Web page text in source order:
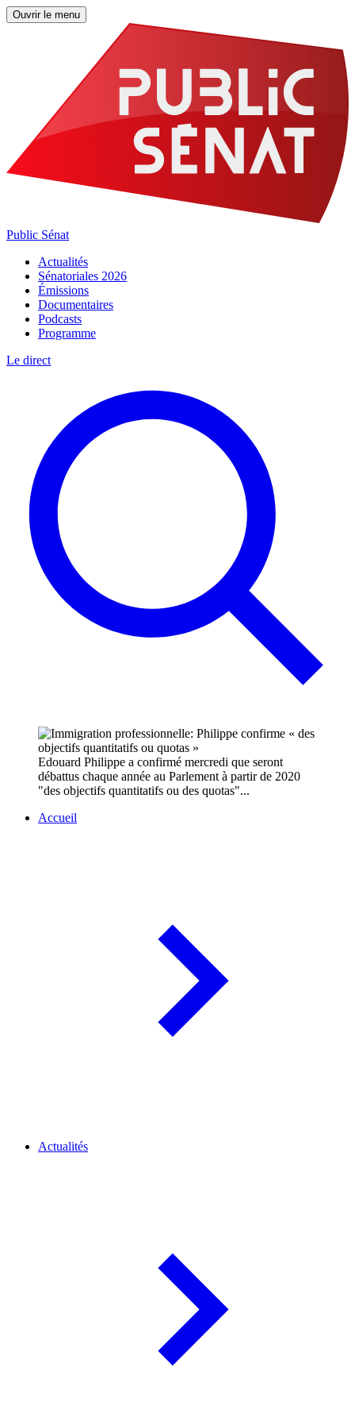
Ouvrir le menu
Public Sénat
Actualités
Sénatoriales 2026
Émissions
Documentaires
Podcasts
Programme
Le direct
Edouard Philippe a confirmé mercredi que seront
débattus chaque année au Parlement à partir de 2020
"des objectifs quantitatifs ou des quotas"...
Accueil
Actualités